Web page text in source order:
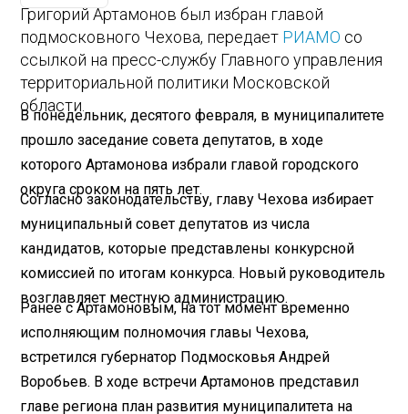
Григорий Артамонов был избран главой
подмосковного Чехова, передает РИАМО со
ссылкой на пресс-службу Главного управления
территориальной политики Московской
области.
В понедельник, десятого февраля, в муниципалитете
прошло заседание совета депутатов, в ходе
которого Артамонова избрали главой городского
округа сроком на пять лет.
Согласно законодательству, главу Чехова избирает
муниципальный совет депутатов из числа
кандидатов, которые представлены конкурсной
комиссией по итогам конкурса. Новый руководитель
возглавляет местную администрацию.
Ранее с Артамоновым, на тот момент временно
исполняющим полномочия главы Чехова,
встретился губернатор Подмосковья Андрей
Воробьев. В ходе встречи Артамонов представил
главе региона план развития муниципалитета на